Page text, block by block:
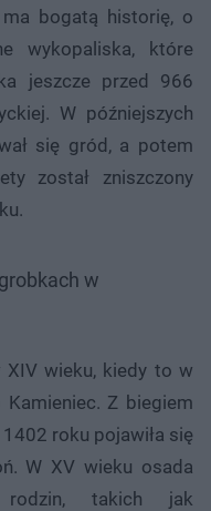
bogatą historię, o
wykopaliska, które
jeszcze przed 966
W późniejszych
się gród, a potem
został zniszczony
w
XIV wieku, kiedy to w
Z biegiem
roku pojawiła się
W XV wieku osada
rodzin, takich jak